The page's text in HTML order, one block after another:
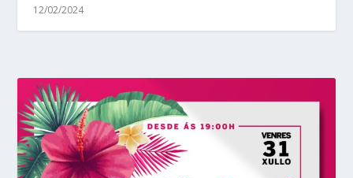
12/02/2024